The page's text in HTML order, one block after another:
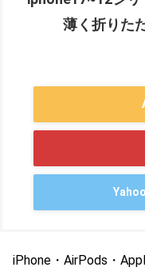
薄く折りた
iPhone・AirPods・